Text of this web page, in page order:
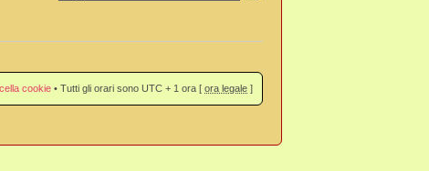
cookie • Tutti gli orari sono UTC + 1 ora [ ora legale ]